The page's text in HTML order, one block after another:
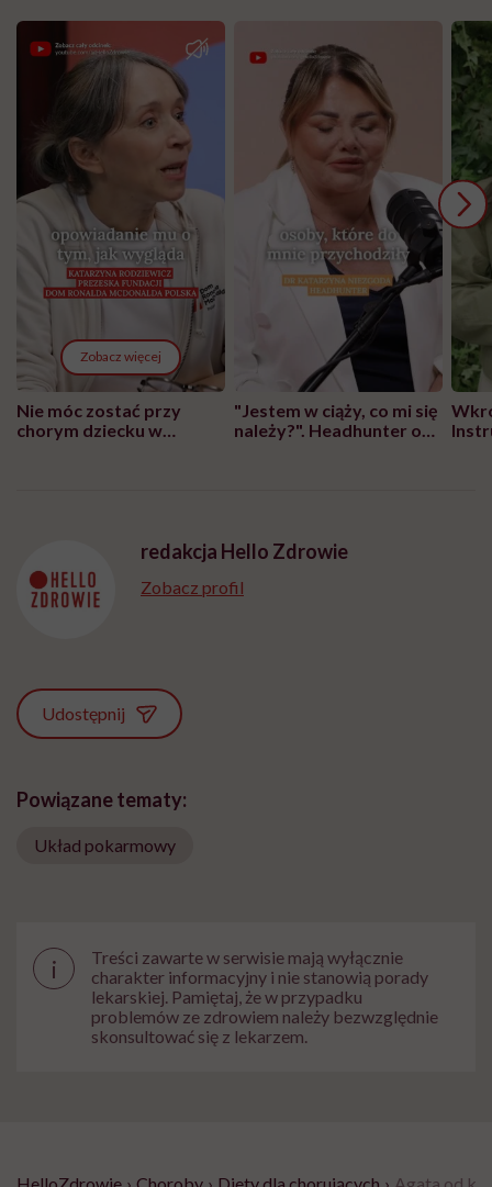
Zobacz więcej
Nie móc zostać przy
chorym dziecku w
"Jestem w ciąży, co mi się
należy?". Headhunter o
redakcja Hello Zdrowie
Zobacz profil
Udostępnij
Powiązane tematy:
Układ pokarmowy
i
Treści zawarte w serwisie mają wyłącznie
charakter informacyjny i nie stanowią porady
lekarskiej. Pamiętaj, że w przypadku
problemów ze zdrowiem należy bezwzględnie
skonsultować się z lekarzem.